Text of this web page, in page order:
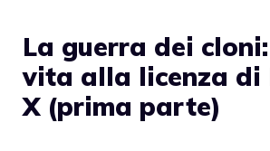
La guerra dei
vita alla licenza di
X (prima parte)